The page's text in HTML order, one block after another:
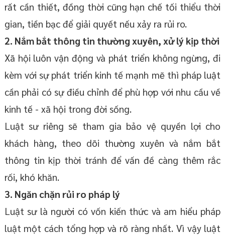
rất cần thiết, đồng thời cũng hạn chế tối thiểu thời
gian, tiền bạc để giải quyết nếu xảy ra rủi ro.
2. Nắm bắt thông tin thường xuyên, xử lý kịp thời
Xã hội luôn vận động và phát triển không ngừng, đi
kèm với sự phát triển kinh tế mạnh mẽ thì pháp luật
cần phải có sự điều chỉnh để phù hợp với nhu cầu về
kinh tế - xã hội trong đời sống.
Luật sư riêng sẽ tham gia bảo vệ quyền lợi cho
khách hàng, theo dõi thường xuyên và nắm bắt
thông tin kịp thời tránh để vấn đề càng thêm rắc
rối, khó khăn.
3. Ngăn chặn rủi ro pháp lý
Luật sư là người có vốn kiến thức và am hiểu pháp
luật một cách tổng hợp và rõ ràng nhất. Vì vậy luật